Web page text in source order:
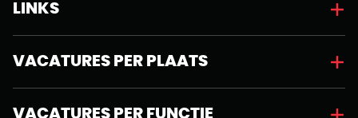
LINKS
VACATURES PER PLAATS
VACATURES PER FUNCTIE